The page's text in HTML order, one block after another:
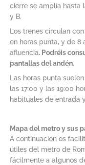
cierre se amplía hasta
y B.
Los trenes circulan
en horas punta, y de 8
afluencia. Podréis
pantallas del andén.
Las horas punta
las 17:00 y las 19:00
habituales de entrada
Mapa del metro y sus
A continuación os
útiles del metro de
fácilmente a algunos